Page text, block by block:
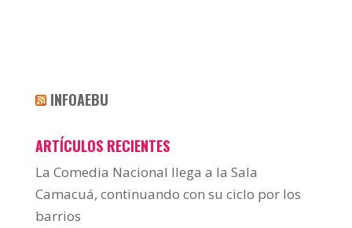
INFOAEBU
ARTÍCULOS RECIENTES
La Comedia Nacional llega a la Sala
Camacuá, continuando con su ciclo por los
barrios